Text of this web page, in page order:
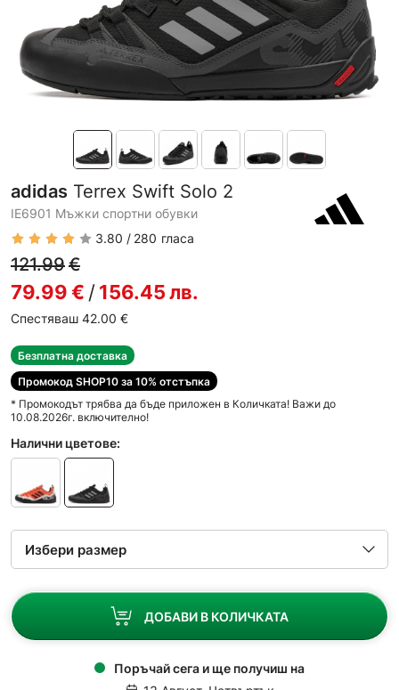
adidas Terrex Swift Solo 2
IE6901 Мъжки спортни обувки
3.80
280 гласа
121.99€
79.99€ /156.45лв.
Спестяваш 42.00 €
Безплатна доставка
Промокод SHOP10 за 10% отстъпка
* Промокодът трябва да бъде приложен в Количката! Важи до
10.08.2026г. включително!
Налични цветове:
ДОБАВИ В КОЛИЧКАТА
Поръчай сега и ще получиш на